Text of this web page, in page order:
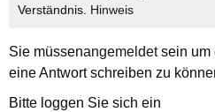
Verständnis. Hinweis
Sie müssenangemeldetsein um
eine Antwort schreiben zu
Bitte loggen Sie sich ein